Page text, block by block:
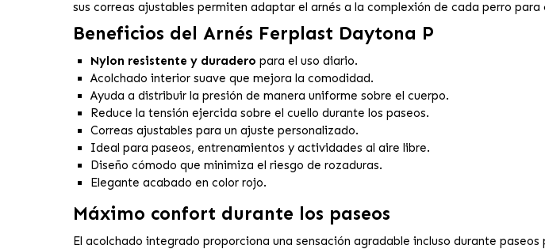
sus correas ajustables permiten adaptar el arnés a la complexión de cada perro
Beneficios del Arnés Ferplast Daytona P
Nylon resistente y duradero para el uso diario.
Acolchado interior suave que mejora la comodidad.
Ayuda a distribuir la presión de manera uniforme sobre el cuerpo.
Reduce la tensión ejercida sobre el cuello durante los paseos.
Correas ajustables para un ajuste personalizado.
Ideal para paseos, entrenamientos y actividades al aire libre.
Diseño cómodo que minimiza el riesgo de rozaduras.
Elegante acabado en color rojo.
Máximo confort durante los paseos
El acolchado integrado proporciona una sensación agradable incluso durante